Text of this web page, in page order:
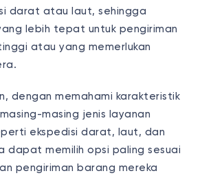
darat atau laut, sehingga
lebih tepat untuk pengiriman
atau yang memerlukan
dengan memahami karakteristik
masing jenis layanan
ekspedisi darat, laut, dan
dapat memilih opsi paling sesuai
pengiriman barang mereka